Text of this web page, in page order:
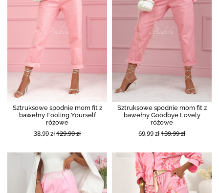
Sztruksowe spodnie mom fit z
bawełny Fooling Yourself
różowe
38,99 zł129,99 zł
Sztruksowe spodnie mom fit z
bawełny Goodbye Lovely
różowe
69,99 zł139,99 zł